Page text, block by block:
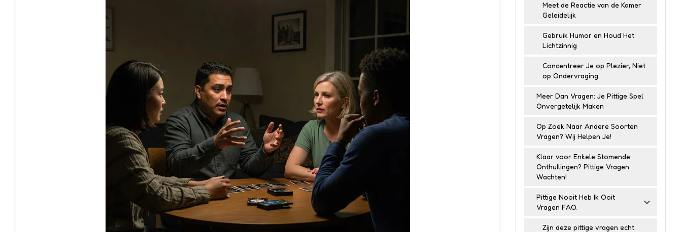
Meet de Reactie van de Kamer
Geleidelijk
Gebruik Humor en Houd Het
Lichtzinnig
Concentreer Je op Plezier, Niet
op Ondervraging
Meer Dan Vragen: Je Pittige Spel
Onvergetelijk Maken
Op Zoek Naar Andere Soorten
Vragen? Wij Helpen Je!
Klaar voor Enkele Stomende
Onthullingen? Pittige Vragen
Wachten!
Pittige Nooit Heb Ik Ooit
Vragen FAQ
Zijn deze pittige vragen echt